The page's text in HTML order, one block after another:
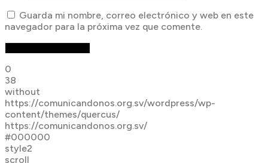
Guarda mi nombre, correo electrónico y web en este
navegador para la próxima vez que comente.
0
38
without
https://comunicandonos.org.sv/wordpress/wp-
content/themes/quercus/
https://comunicandonos.org.sv/
#000000
style2
scroll